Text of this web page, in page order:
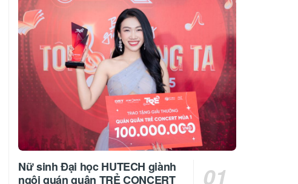
Nữ sinh Đại học HUTECH giành
ngôi quán quân TRẺ CONCERT